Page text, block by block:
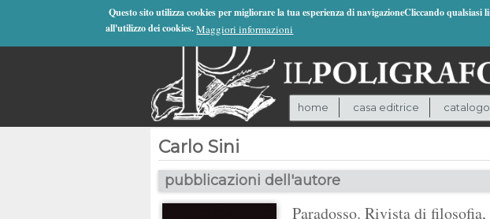
Questo sito utilizza cookies per migliorare la tua esperienza di navigazioneCliccando qualsiasi
all'utilizzo dei cookies. Maggiori informazioni
home casa editrice catalogo
Carlo Sini
pubblicazioni dell'autore
Paradosso. Rivista di filosofia,